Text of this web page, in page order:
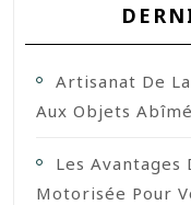
Artisanat De
Aux Objets
Les Avantages
Motorisée Pour